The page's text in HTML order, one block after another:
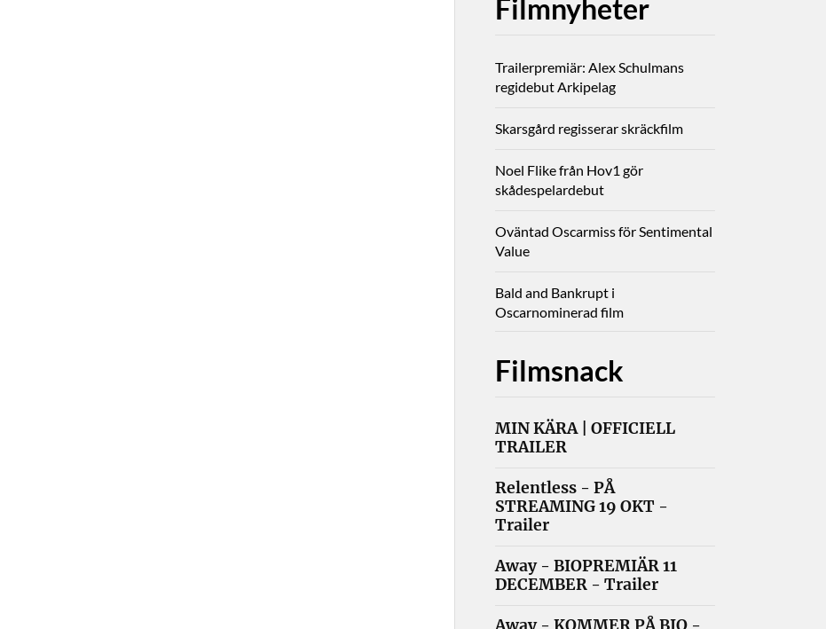
Filmnyheter
Trailerpremiär: Alex Schulmans
regidebut Arkipelag
Skarsgård regisserar skräckfilm
Noel Flike från Hov1 gör
skådespelardebut
Oväntad Oscarmiss för Sentimental
Value
Bald and Bankrupt i
Oscarnominerad film
Filmsnack
MIN KÄRA | OFFICIELL
TRAILER
Relentless - PÅ
STREAMING 19 OKT -
Trailer
Away - BIOPREMIÄR 11
DECEMBER - Trailer